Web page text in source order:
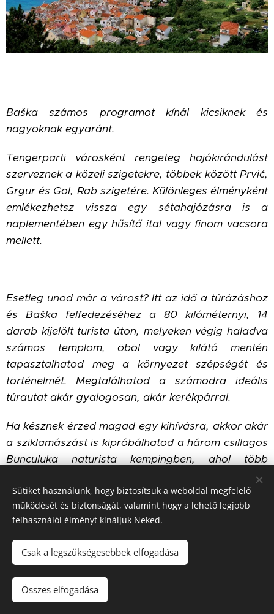
Baška számos programot kínál kicsiknek és
nagyoknak egyaránt.
Tengerparti városként rengeteg hajókirándulást
szerveznek a közeli szigetekre, többek között Prvić,
Grgur és Gol, Rab szigetére. Különleges élményként
emlékezhetsz vissza egy sétahajózásra is a
naplementében egy hűsítő ital vagy finom vacsora
mellett.
Esetleg unod már a várost? Itt az idő a túrázáshoz
és Baška felfedezéséhez a 80 kilóméternyi, 14
darab kijelölt turista úton, melyeken végig haladva
számos templom, öböl vagy kilátó mentén
tapasztalhatod meg a környezet szépségét és
történelmét. Megtalálhatod a számodra ideális
túrautat akár gyalogosan, akár kerékpárral.
Ha késznek érzed magad egy kihívásra, akkor akár
a sziklamászást is kipróbálhatod a három csillagos
Bunculuka naturista kempingben, ahol több
sziklamászó pályán is biztonságosan
gyakorolhatsz.
©Soleil Apartman/ Minden jog fenntartva!
Sütiket használunk, hogy biztosítsuk a weboldal megfelelő
működését és biztonságát, valamint hogy a lehető legjobb
felhasználói élményt kínáljuk Neked.
Csak a legszükségesebbek elfogadása
Összes elfogadása